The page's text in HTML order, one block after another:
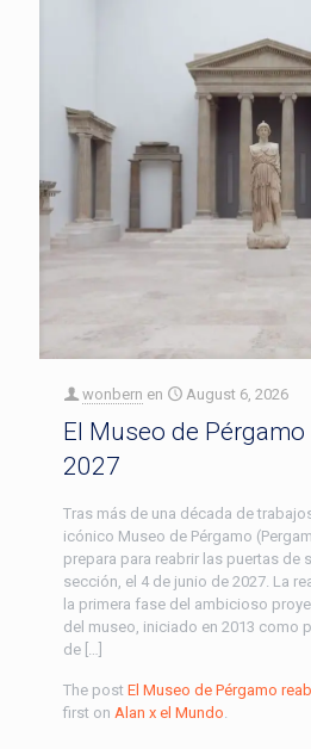
wonbern en August 6, 2026
El Museo de Pérgamo
2027
Tras más de una década de
icónico Museo de Pérgamo
prepara para reabrir las puertas de
sección, el 4 de junio de 2027. La
la primera fase del ambicioso
del museo, iniciado en 2013 como
de […]
The post El Museo de Pérgamo
first on Alan x el Mundo.